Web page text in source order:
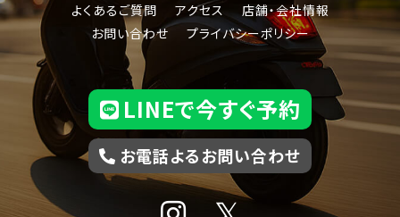
ジャイロキャノピー
よくあるご質問
アクセス
店舗・会社情報
お問い合わせ
プライバシーポリシー
LINEで今すぐ予約
お電話よるお問い合わせ